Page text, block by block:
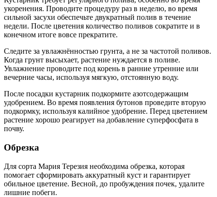
укоренения. Проводите процедуру раз в неделю, во время
сильной засухи обеспечьте двукратный полив в течение
недели. После цветения количество поливов сократите и в
конечном итоге вовсе прекратите.
Следите за увлажнённостью грунта, а не за частотой поливов.
Когда грунт высыхает, растение нуждается в поливе.
Увлажнение проводите под корень в ранние утренние или
вечерние часы, используя мягкую, отстоянную воду.
После посадки кустарник подкормите азотсодержащим
удобрением. Во время появления бутонов проведите вторую
подкормку, используя калийное удобрение. Перед цветением
растение хорошо реагирует на добавление суперфосфата в
почву.
Обрезка
Для сорта Мария Терезия необходима обрезка, которая
помогает сформировать аккуратный куст и гарантирует
обильное цветение. Весной, до пробуждения почек, удалите
лишние побеги.